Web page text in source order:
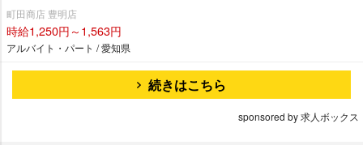
町田商店 豊明店
時給1,250円～1,563円
アルバイト・パート / 愛知県
続きはこちら
sponsored by 求人ボックス